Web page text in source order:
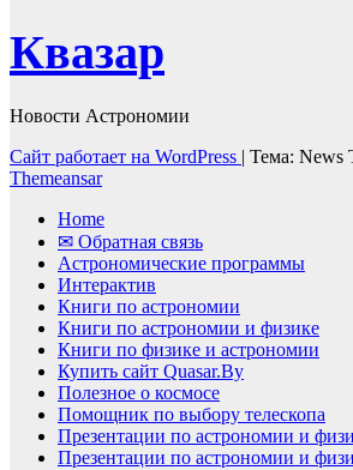
Квазар
Новости Астрономии
Сайт работает на WordPress | Тема: News
Themeansar
Home
✉ Обратная связь
Астрономические программы
Интерактив
Книги по астрономии
Книги по астрономии и физике
Книги по физике и астрономии
Купить сайт Quasar.By
Полезное о космосе
Помощник по выбору телескопа
Презентации по астрономии и
Презентации по астрономии и